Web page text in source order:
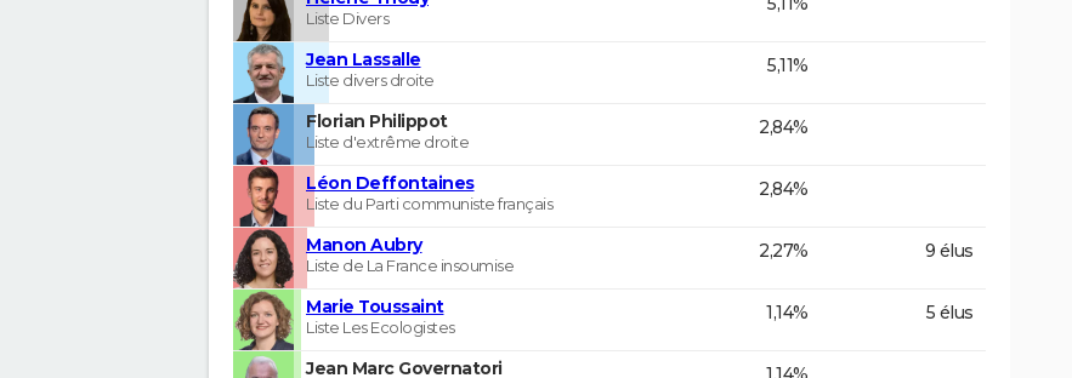
Liste Divers
Jean Lassalle
Liste divers droite
5,11%
Florian Philippot
Liste d'extrême droite
2,84%
Léon Deffontaines
Liste du Parti communiste français
2,84%
Manon Aubry
Liste de La France insoumise
2,27% 9 élus
Marie Toussaint
Liste Les Ecologistes
1,14% 5 élus
Jean Marc Governatori